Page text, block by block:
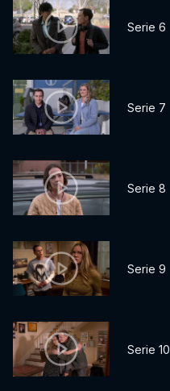
Serie 6
Serie 7
Serie 8
Serie 9
Serie 10